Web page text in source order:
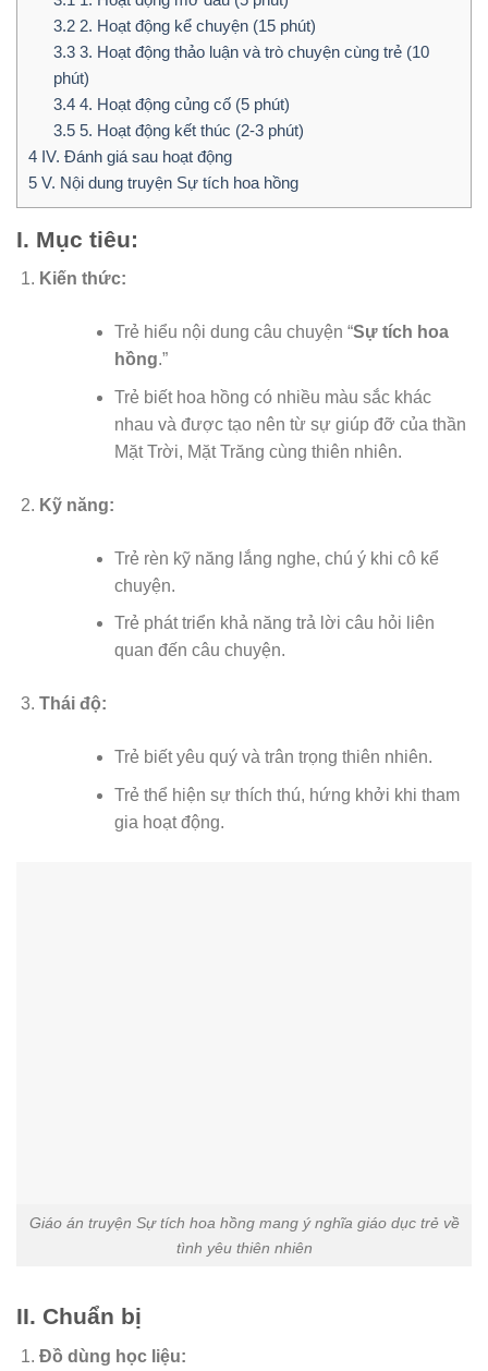
3.22. Hoạt động kể chuyện (15 phút)
3.33. Hoạt động thảo luận và trò chuyện cùng trẻ (10
phút)
3.44. Hoạt động củng cố (5 phút)
3.55. Hoạt động kết thúc (2-3 phút)
4 IV. Đánh giá sau hoạt động
5 V. Nội dung truyện Sự tích hoa hồng
I. Mục tiêu:
Kiến thức:
Trẻ hiểu nội dung câu chuyện “Sự tích hoa
hồng.”
Trẻ biết hoa hồng có nhiều màu sắc khác
nhau và được tạo nên từ sự giúp đỡ của thần
Mặt Trời, Mặt Trăng cùng thiên nhiên.
Kỹ năng:
Trẻ rèn kỹ năng lắng nghe, chú ý khi cô kể
chuyện.
Trẻ phát triển khả năng trả lời câu hỏi liên
quan đến câu chuyện.
Thái độ:
Trẻ biết yêu quý và trân trọng thiên nhiên.
Trẻ thể hiện sự thích thú, hứng khởi khi tham
gia hoạt động.
Giáo án truyện Sự tích hoa hồng mang ý nghĩa giáo dục trẻ về
tình yêu thiên nhiên
II. Chuẩn bị
Đồ dùng học liệu: